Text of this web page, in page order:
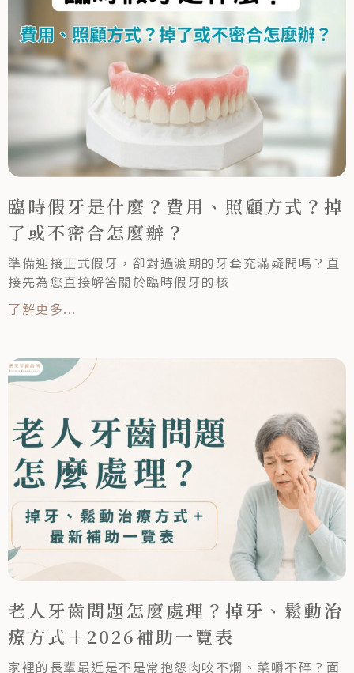
臨時假牙是什麼？費用、照顧方式？掉
了或不密合怎麼辦？
準備迎接正式假牙，卻對過渡期的牙套充滿疑問嗎？直
接先為您直接解答關於臨時假牙的核
了解更多...
老人牙齒問題怎麼處理？掉牙、鬆動治
療方式＋2026補助一覽表
家裡的長輩最近是不是常抱怨肉咬不爛、菜嚼不碎？面